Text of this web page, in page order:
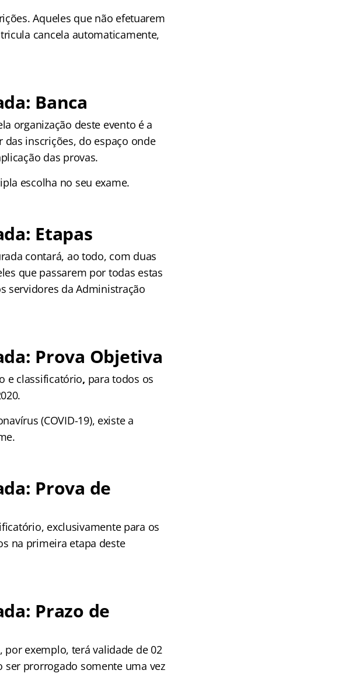
Aqueles que não efetuarem
cancela automaticamente,
Banca
organização deste evento é a
das inscrições, do espaço onde
das provas.
escolha no seu exame.
Etapas
contará, ao todo, com duas
que passarem por todas estas
servidores da Administração
Prova Objetiva
e classificatório, para todos os
(COVID-19), existe a
Prova de
exclusivamente para os
na primeira etapa deste
Prazo de
por exemplo, terá validade de 02
prorrogado somente uma vez